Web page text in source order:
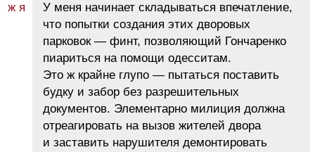
У меня начинает складываться впечатление,
что попытки создания этих дворовых
парковок — финт, позволяющий Гончаренко
пиариться на помощи одесситам.
Это ж крайне глупо — пытаться поставить
будку и забор без разрешительных
документов. Элементарно милиция должна
отреагировать на вызов жителей двора
и заставить нарушителя демонтировать